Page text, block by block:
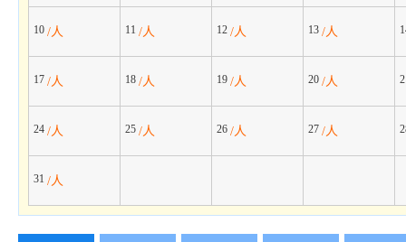
10 /人 11 /人 12 /人 13 /人
17 /人 18 /人 19 /人 20 /人
24 /人 25 /人 26 /人 27 /人
31 /人